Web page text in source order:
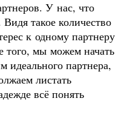
У нас, что
Видя такое количество
к одному партнеру
того, мы можем начать
идеального партнера,
листать
всё понять